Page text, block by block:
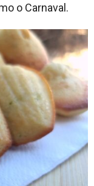
o Carnaval.